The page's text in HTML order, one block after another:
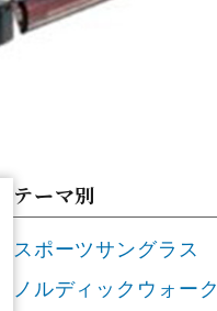
テーマ別
スポーツサングラス
ノルディックウォーク